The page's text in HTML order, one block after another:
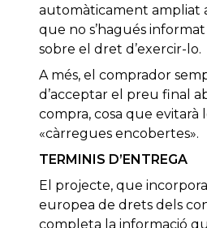
automàticament ampliat
que no s’hagués
sobre el dret d’exercir-lo.
A més, el comprador
d’acceptar el preu final
compra, cosa que evitarà
«càrregues encobertes».
TERMINIS D’ENTREGA
El projecte, que
europea de drets dels
completa la informació